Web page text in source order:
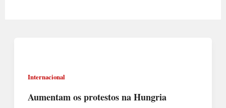
Internacional
Aumentam os protestos na Hungria